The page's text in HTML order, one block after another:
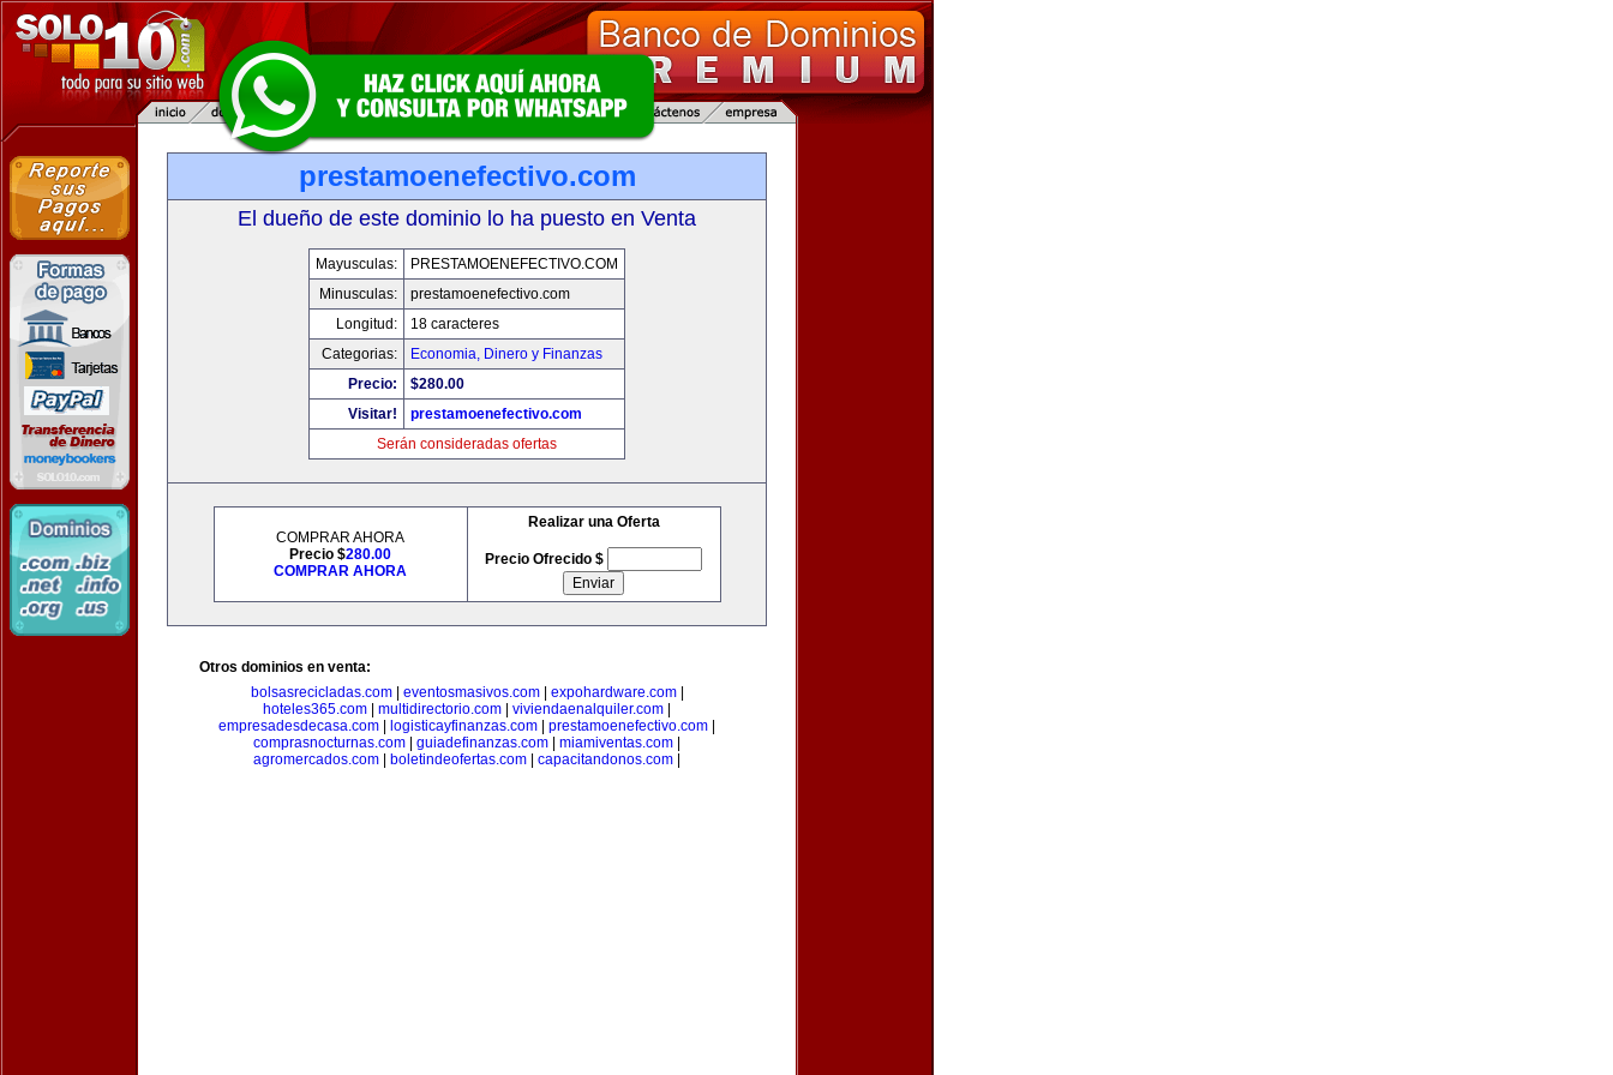
prestamoenefectivo.com
El dueño de este dominio lo ha puesto en Venta
Mayusculas:
PRESTAMOENEFECTIVO.COM
Minusculas:
prestamoenefectivo.com
Longitud:
18 caracteres
Categorias:
Economia, Dinero y Finanzas
Precio:
$280.00
Visitar!
prestamoenefectivo.com
Serán consideradas ofertas
COMPRAR AHORA
Precio $280.00
COMPRAR AHORA
Realizar una Oferta
Precio Ofrecido $
Otros dominios en venta:
bolsasrecicladas.com| eventosmasivos.com| expohardware.com|
hoteles365.com
multidirectorio.com viviendaenalquiler.com
empresadesdecasa.com
logisticayfinanzas.com prestamoenefectivo.com
comprasnocturnas.com
guiadefinanzas.com miamiventas.com
agromercados.com
boletindeofertas.com capacitandonos.com